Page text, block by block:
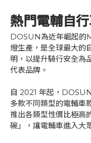
熱門電輔自
DOSUN為近年崛起的
燈生產，是全球最大的
明，以提升騎行安全為
代表品牌。
自 2021 年起，
多款不同類型的電輔車
推出各類型性價比極高
碗」，讓電輔車進入大